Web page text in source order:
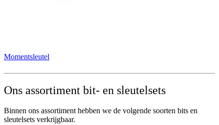
Momentsleutel
Ons assortiment bit- en sleutelsets
Binnen ons assortiment hebben we de volgende soorten bits en
sleutelsets verkrijgbaar.